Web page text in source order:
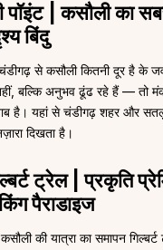
पॉइंट | कसौली का
बिंदु
से कसौली कितनी दूर है के
बल्कि अनुभव ढूंढ रहे हैं — तो
है। यहां से चंडीगढ़ शहर और
दिखता है।
ट्रेल | प्रकृति
पैराडाइज
की यात्रा का समापन